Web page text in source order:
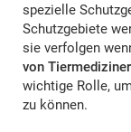
spezielle
Schutzgebiete
sie verfolgen
von
wichtige Rolle,
zu können.